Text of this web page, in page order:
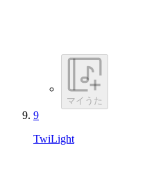
マイうた
9
TwiLight